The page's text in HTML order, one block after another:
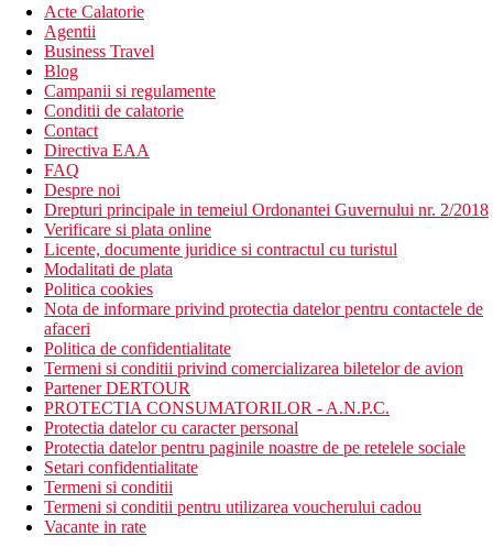
Acte Calatorie
Agentii
Business Travel
Blog
Campanii si regulamente
Conditii de calatorie
Contact
Directiva EAA
FAQ
Despre noi
Drepturi principale in temeiul Ordonantei Guvernului nr. 2/2018
Verificare si plata online
Licente, documente juridice si contractul cu turistul
Modalitati de plata
Politica cookies
Nota de informare privind protectia datelor pentru contactele de
afaceri
Politica de confidentialitate
Termeni si conditii privind comercializarea biletelor de avion
Partener DERTOUR
PROTECTIA CONSUMATORILOR - A.N.P.C.
Protectia datelor cu caracter personal
Protectia datelor pentru paginile noastre de pe retelele sociale
Setari confidentialitate
Termeni si conditii
Termeni si conditii pentru utilizarea voucherului cadou
Vacante in rate